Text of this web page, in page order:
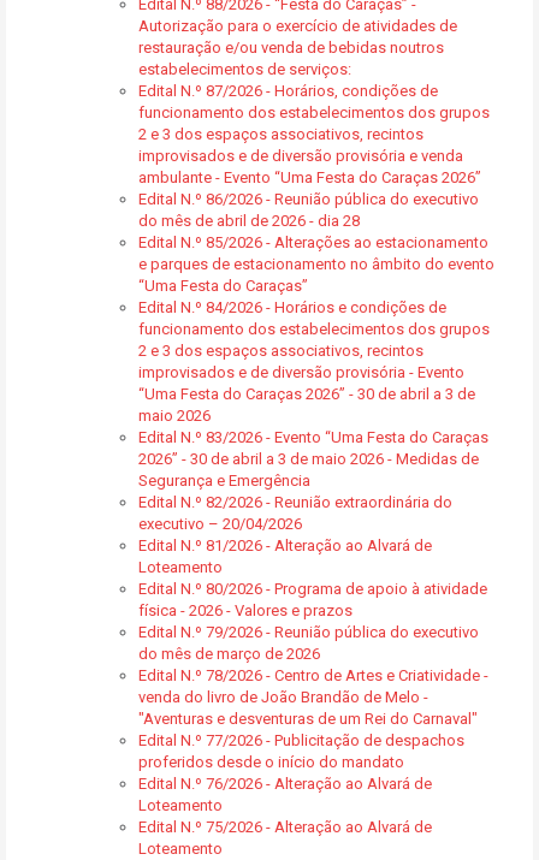
Edital N.º 88/2026 - “Festa do Caraças” -
Autorização para o exercício de atividades de
restauração e/ou venda de bebidas noutros
estabelecimentos de serviços:
Edital N.º 87/2026 - Horários, condições de
funcionamento dos estabelecimentos dos grupos
2 e 3 dos espaços associativos, recintos
improvisados e de diversão provisória e venda
ambulante - Evento “Uma Festa do Caraças 2026”
Edital N.º 86/2026 - Reunião pública do executivo
do mês de abril de 2026 - dia 28
Edital N.º 85/2026 - Alterações ao estacionamento
e parques de estacionamento no âmbito do evento
“Uma Festa do Caraças”
Edital N.º 84/2026 - Horários e condições de
funcionamento dos estabelecimentos dos grupos
2 e 3 dos espaços associativos, recintos
improvisados e de diversão provisória - Evento
“Uma Festa do Caraças 2026” - 30 de abril a 3 de
maio 2026
Edital N.º 83/2026 - Evento “Uma Festa do Caraças
2026” - 30 de abril a 3 de maio 2026 - Medidas de
Segurança e Emergência
Edital N.º 82/2026 - Reunião extraordinária do
executivo – 20/04/2026
Edital N.º 81/2026 - Alteração ao Alvará de
Loteamento
Edital N.º 80/2026 - Programa de apoio à atividade
física - 2026 - Valores e prazos
Edital N.º 79/2026 - Reunião pública do executivo
do mês de março de 2026
Edital N.º 78/2026 - Centro de Artes e Criatividade -
venda do livro de João Brandão de Melo -
"Aventuras e desventuras de um Rei do Carnaval"
Edital N.º 77/2026 - Publicitação de despachos
proferidos desde o início do mandato
Edital N.º 76/2026 - Alteração ao Alvará de
Loteamento
Edital N.º 75/2026 - Alteração ao Alvará de
Loteamento